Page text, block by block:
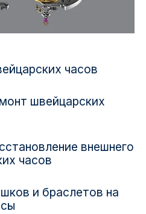
часов
швейцарских
внешнего
часов
и браслетов на